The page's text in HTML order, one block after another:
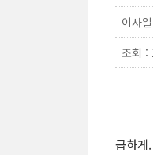
이사
조회 :
급하게